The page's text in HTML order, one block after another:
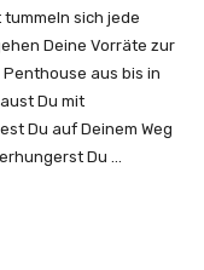
sich jede
Deine Vorräte zur
Penthouse aus bis in
Du mit
Du auf Deinem Weg
Du …